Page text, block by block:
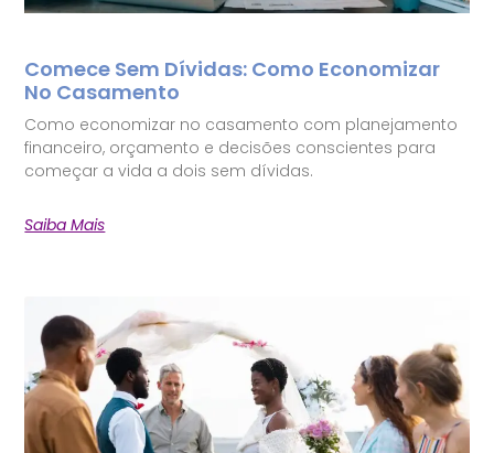
Comece Sem Dívidas: Como Economizar
No Casamento
Como economizar no casamento com planejamento
financeiro, orçamento e decisões conscientes para
começar a vida a dois sem dívidas.
Saiba Mais